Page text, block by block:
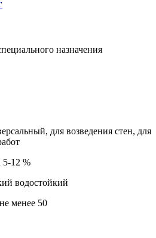
назначения
для возведения стен, для
5-12 %
водостойкий
менее 50